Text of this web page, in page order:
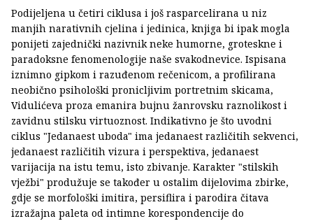
Podijeljena u četiri ciklusa i još rasparcelirana u niz
manjih narativnih cjelina i jedinica, knjiga bi ipak mogla
ponijeti zajednički nazivnik neke humorne, groteskne i
paradoksne fenomenologije naše svakodnevice. Ispisana
iznimno gipkom i razuđenom rečenicom, a profilirana
neobično psihološki pronicljivim portretnim skicama,
Vidulićeva proza emanira bujnu žanrovsku raznolikost i
zavidnu stilsku virtuoznost. Indikativno je što uvodni
ciklus "Jedanaest uboda" ima jedanaest različitih sekvenci,
jedanaest različitih vizura i perspektiva, jedanaest
varijacija na istu temu, isto zbivanje. Karakter "stilskih
vježbi" produžuje se također u ostalim dijelovima zbirke,
gdje se morfološki imitira, persiflira i parodira čitava
izražajna paleta od intimne korespondencije do